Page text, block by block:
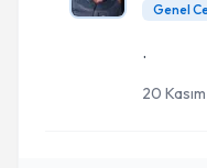
Genel
.
20